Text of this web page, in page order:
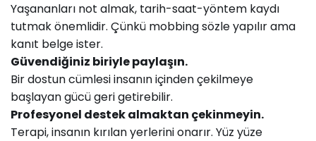
Yaşananları not almak, tarih-saat-yöntem kaydı
tutmak önemlidir. Çünkü mobbing sözle yapılır ama
kanıt belge ister.
Güvendiğiniz biriyle paylaşın.
Bir dostun cümlesi insanın içinden çekilmeye
başlayan gücü geri getirebilir.
Profesyonel destek almaktan çekinmeyin.
Terapi, insanın kırılan yerlerini onarır. Yüz yüze